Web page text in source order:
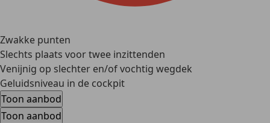
Zwakke punten
Slechts plaats voor twee inzittenden
Venijnig op slechter en/of vochtig wegdek
Geluidsniveau in de cockpit
Toon aanbod
Toon aanbod